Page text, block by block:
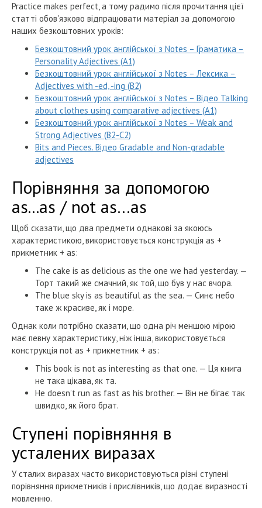
Practice makes perfect, а тому радимо після прочитання цієї
статті обов'язково відпрацювати матеріал за допомогою
наших безкоштовних уроків:
Безкоштовний урок англійської з Notes – Граматика –
Personality Adjectives (A1)
Безкоштовний урок англійської з Notes – Лексика –
Adjectives with -ed, -ing (B2)
Безкоштовний урок англійської з Notes – Відео Talking
about clothes using comparative adjectives (A1)
Безкоштовний урок англійської з Notes – Weak and
Strong Adjectives (B2-C2)
Bits and Pieces. Відео Gradable and Non-gradable
adjectives
Порівняння за допомогою
as...as / not as…as
Щоб сказати, що два предмети однакові за якоюсь
характеристикою, використовується конструкція as +
прикметник + as:
The cake is as delicious as the one we had yesterday. —
Торт такий же смачний, як той, що був у нас вчора.
The blue sky is as beautiful as the sea. — Синє небо
таке ж красиве, як і море.
Однак коли потрібно сказати, що одна річ меншою мірою
має певну характеристику, ніж інша, використовується
конструкція not as + прикметник + as:
This book is not as interesting as that one. — Ця книга
не така цікава, як та.
He doesn’t run as fast as his brother. — Він не бігає так
швидко, як його брат.
Ступені порівняння в
усталених виразах
У сталих виразах часто використовуються різні ступені
порівняння прикметників і прислівників, що додає виразності
мовленню.